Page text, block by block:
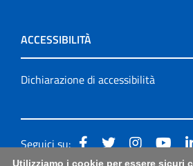
ACCESSIBILITÀ
Dichiarazione di accessibilità
Seguici su:
Utilizziamo i cookie per essere sicuri